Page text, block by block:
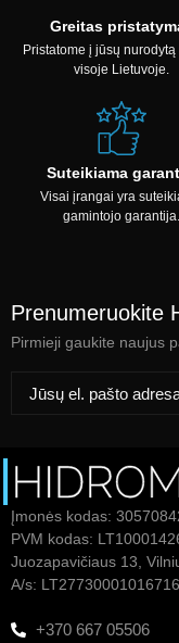
Greitas
Pristatome į jūsų
visoje Lietuvoje.
Suteikiama
Visai įrangai yra
gamintojo garantija.
Prenumeruokite
Pirmieji gaukite naujus
Įmonės kodas:
PVM kodas:
Juozapavičiaus 13,
A/s:
+370 667 05506